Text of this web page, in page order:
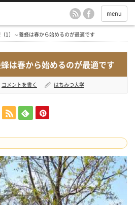
menu
1）～養蜂は春から始めるのが最適です
は春から始めるのが最適です
コメントを書く はちみつ大学